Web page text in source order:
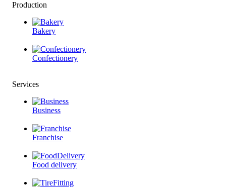
Production
Bakery
Confectionery
Services
Business
Franchise
Food delivery